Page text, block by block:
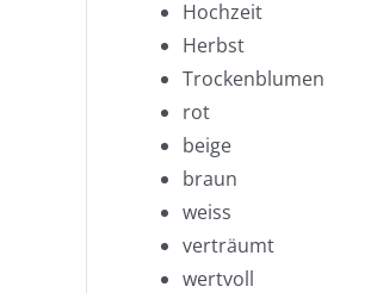
Hochzeit
Herbst
Trockenblumen
rot
beige
braun
weiss
verträumt
wertvoll